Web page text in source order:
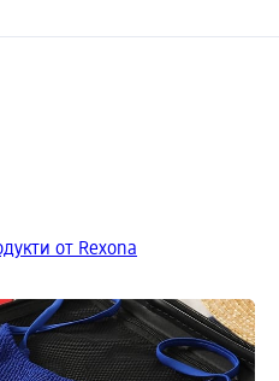
от Rexona